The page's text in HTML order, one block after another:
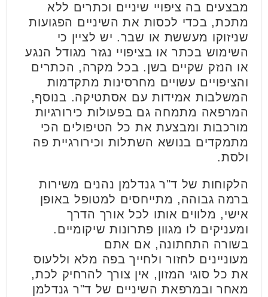
מבצעים בה ציפויי שיניים וכתרים ללא
מתכת, בכדי לכסות את השיניים הפגועות
שניזוקו מעששת או שבר. יש לציין כי
השימוש בכתר או בציפויי נגזר מגודל הנגע
או הנזק שקיים בשן. בכל מקרה, הכתרים
והציפויים עשויים מחרסינות מתקדמות
המשלבות אמידות עם אסתטיקה. בנוסף,
המרפאה מתמחה גם בפעולות כירורגיות
מורכבות ומבצעת את כל הטיפולים הכי
מתמקדים בנושא השתלות וכירורגיית פה
ולסת.
הלקוחות של ד"ר גנדלמן נהנים משירות
ברמה גבוהה, מתייחסים למטופל באופן
אישי, מלווים אותו לכל אורך הדרך
ומעניקים לו מגוון פתרונות שיקומיים.
בשורה התחתונה, אם אתם
מעוניינים לחזור ולחייך בפה מלא וללעוס
את כל סוגי המזון, אין צורך להרחיק לכת,
מאחר ובמרפאת השיניים של ד"ר גנדלמן